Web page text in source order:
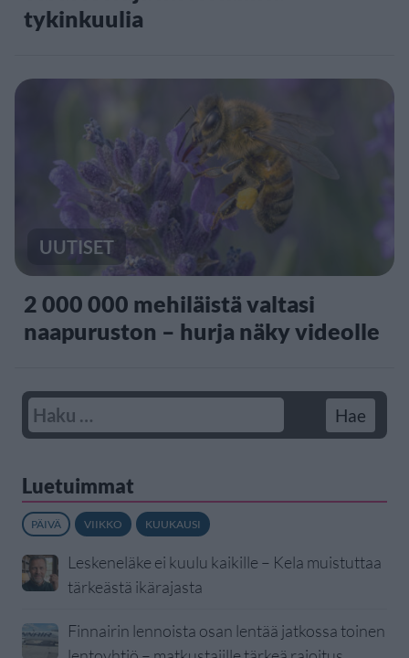
tykinkuulia
UUTISET
2 000 000 mehiläistä valtasi
naapuruston – hurja näky videolle
Luetuimmat
PÄIVÄ VIIKKO KUUKAUSI
Leskeneläke ei kuulu kaikille – Kela muistuttaa
tärkeästä ikärajasta
Finnairin lennoista osan lentää jatkossa toinen